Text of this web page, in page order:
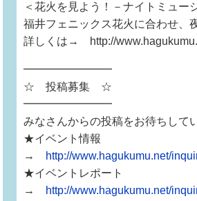
＜花火を見よう！－ナイトミュー
福井フェニックス花火に合わせ、
詳しくは→ http://
━━━━━━━━
☆ 投稿募集 ☆
━━━━━━━━
みなさんからの投稿をお待ちして
★イベント情報
→
http://www.hagukumu.net/
★イベントレポート
→
http://www.hagukumu.net/